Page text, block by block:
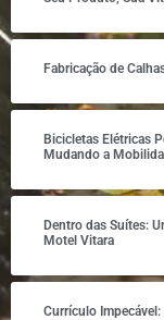
Fabricação de
Bicicletas Elétricas
Mudando a
Dentro das Suítes:
Motel Vitara
Currículo Impecável: